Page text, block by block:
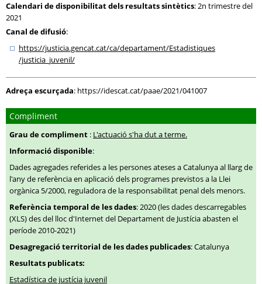
Calendari de disponibilitat dels resultats sintètics: 2n trimestre del
2021
Canal de difusió:
https://justicia.gencat.cat/ca/departament/Estadistiques
/justicia_juvenil/
Adreça escurçada: https://idescat.cat/paae/2021/041007
Compliment
Grau de compliment : L'actuació s'ha dut a terme.
Informació disponible:
Dades agregades referides a les persones ateses a Catalunya al llarg de
l'any de referència en aplicació dels programes previstos a la Llei
orgànica 5/2000, reguladora de la responsabilitat penal dels menors.
Referència temporal de les dades: 2020 (les dades descarregables
(XLS) des del lloc d'Internet del Departament de Justícia abasten el
període 2010-2021)
Desagregació territorial de les dades publicades: Catalunya
Resultats publicats:
Estadística de justícia juvenil